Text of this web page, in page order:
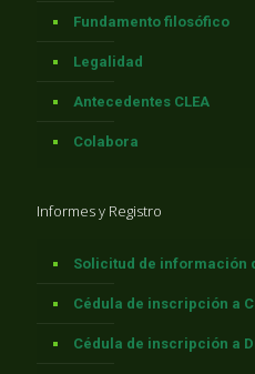
Fundamento filosófico
Legalidad
Antecedentes CLEA
Colabora
Informes y Registro
Solicitud de información
Cédula de inscripción a
Cédula de inscripción a